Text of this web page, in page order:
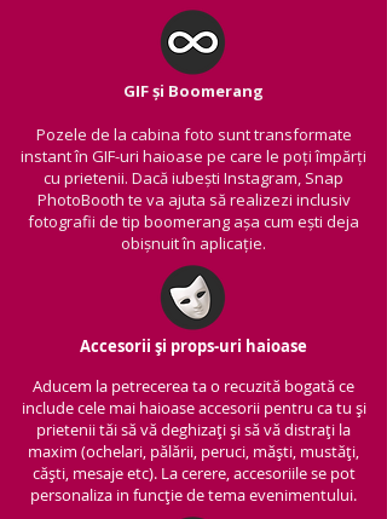
GIF și Boomerang
Pozele de la cabina foto sunt transformate
instant în GIF-uri haioase pe care le poți împărți
cu prietenii. Dacă iubești Instagram, Snap
PhotoBooth te va ajuta să realizezi inclusiv
fotografii de tip boomerang așa cum ești deja
obișnuit în aplicație.
Accesorii și props-uri haioase
Aducem la petrecerea ta o recuzită bogată ce
include cele mai haioase accesorii pentru ca tu și
prietenii tăi să vă deghizați și să vă distrați la
maxim (ochelari, pălării, peruci, măști, mustăți,
căști, mesaje etc). La cerere, accesoriile se pot
personaliza in funcție de tema evenimentului.